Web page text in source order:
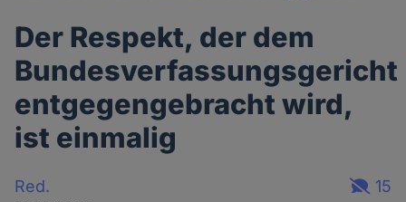
Der Respekt, der dem
Bundesverfassungsgericht
entgegengebracht wird,
ist einmalig
Red.
15